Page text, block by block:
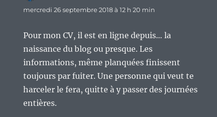
mercredi 26 septembre 2018 à 12 h 20 min
Pour mon CV, il est en ligne depuis… la
naissance du blog ou presque. Les
informations, même planquées finissent
toujours par fuiter. Une personne qui veut te
harceler le fera, quitte à y passer des journées
entières.